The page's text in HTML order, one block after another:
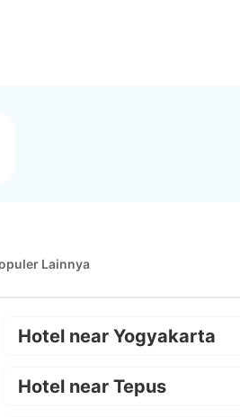
Lainnya
Hotel near Yogyakarta
Hotel near Tepus